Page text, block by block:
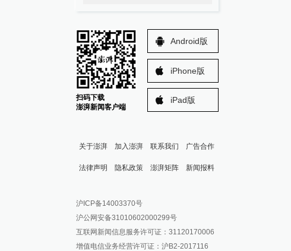
扫码下载
澎湃新闻客户端
Android版
iPhone版
iPad版
关于澎湃 加入澎湃 联系我们 广告合作
法律声明 隐私政策 澎湃矩阵
澎湃新闻公众号
澎湃新闻抖音号
派生万物开放平台
新闻报料
报料邮箱: news@thepaper.cn
沪ICP备14003370号
沪公网安备31010602000299号
互联网新闻信息服务许可证：31120170006
增值电信业务经营许可证：沪B2-2017116